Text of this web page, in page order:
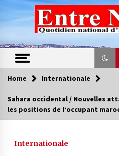
content
Contes de chez
Quand la mère
Home Internationale
Sahara occidental / Nouvelles
les positions de l’occupant
Internationale